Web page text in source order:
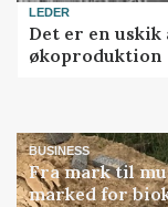
LEDER
Det er en
økoproduktion
BUSINESS
Fra mark til
marked for